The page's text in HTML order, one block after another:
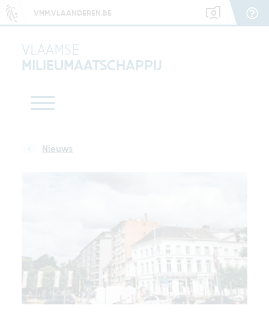
VMM.VLAANDEREN.BE
VLAAMSE
MILIEUMAATSCHAPPIJ
Nieuws